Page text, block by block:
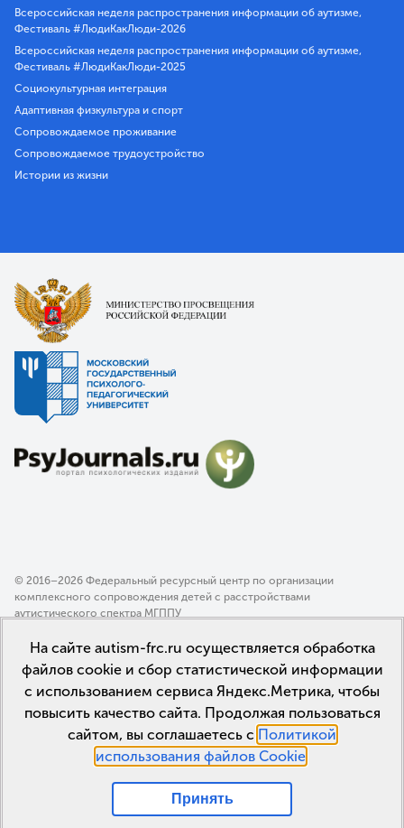
Всероссийская неделя распространения информации об аутизме,
Фестиваль #ЛюдиКакЛюди-2026
Всероссийская неделя распространения информации об аутизме,
Фестиваль #ЛюдиКакЛюди-2025
Социокультурная интеграция
Адаптивная физкультура и спорт
Сопровождаемое проживание
Сопровождаемое трудоустройство
Истории из жизни
© 2016–2026 Федеральный ресурсный центр по организации
комплексного сопровождения детей с расстройствами
аутистического спектра МГППУ
Политика конфиденциальности
Пользовательское соглашение
На сайте autism-frc.ru осуществляется обработка
файлов cookie и сбор статистической информации
с использованием сервиса Яндекс.Метрика, чтобы
повысить качество сайта. Продолжая пользоваться
сайтом, вы соглашаетесь с Политикой
использования файлов Cookie.
Принять